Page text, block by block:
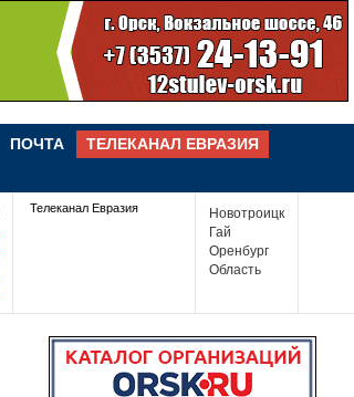
ПОЧТА ТЕЛЕКАНАЛ ЕВРАЗИЯ
Телеканал Евразия
Новотроицк
Гай
Оренбург
Область